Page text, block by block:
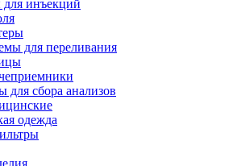
инъекций
для переливания
для сбора анализов
одежда